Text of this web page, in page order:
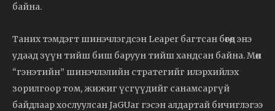
байна.
Таних тэмдэгт шинэчлэгдсэн Leaper багтсан бөгөөд энэ
удаад зүүн тийш биш баруун тийш хандсан байна. Мөн
“гэнэтийн” шинэчлэлийн стратегийг илэрхийлэх
зорилгоор том, жижиг үсгүүдийг санамсаргүй
байдлаар хослуулсан JaGUar гэсэн алдартай бичиглэгээ